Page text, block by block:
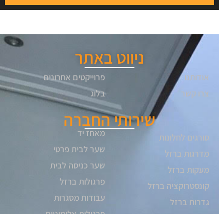
ניווט באתר
אודותנו
צרו קשר
פרוייקטים אחרונים
בלוג
שירותי החברה
סורגים לחלונות
מדרגות ברזל
מעקות ברזל
קונסטרוקציה ברזל
גדרות ברזל
מאחז יד
שער לבית פרטי
שער כניסה לבית
פרגולות ברזל
עבודות מסגרות